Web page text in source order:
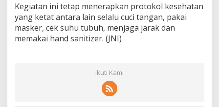
Kegiatan ini tetap menerapkan protokol kesehatan
yang ketat antara lain selalu cuci tangan, pakai
masker, cek suhu tubuh, menjaga jarak dan
memakai hand sanitizer. (JNI)
Ikuti Kami